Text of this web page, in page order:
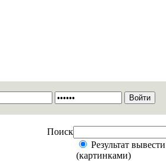
Поиск
Результат
(картинками)